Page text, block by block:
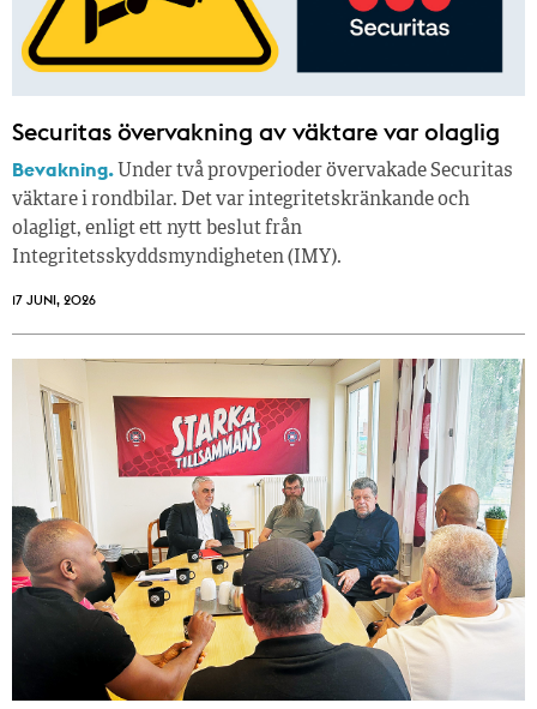
Securitas övervakning av väktare var olaglig
Bevakning. Under två provperioder övervakade Securitas
väktare i rondbilar. Det var integritetskränkande och
olagligt, enligt ett nytt beslut från
Integritetsskyddsmyndigheten (IMY).
17 JUNI, 2026